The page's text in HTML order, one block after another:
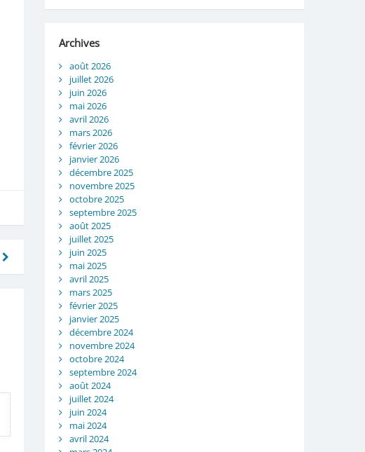
Archives
août 2026
juillet 2026
juin 2026
mai 2026
avril 2026
mars 2026
février 2026
janvier 2026
décembre 2025
novembre 2025
octobre 2025
septembre 2025
août 2025
juillet 2025
juin 2025
mai 2025
avril 2025
mars 2025
février 2025
janvier 2025
décembre 2024
novembre 2024
octobre 2024
septembre 2024
août 2024
juillet 2024
juin 2024
mai 2024
avril 2024